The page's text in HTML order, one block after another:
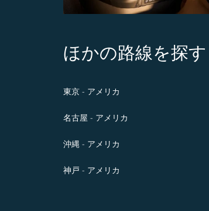
ほかの路線を探す
東京 - アメリカ
名古屋 - アメリカ
沖縄 - アメリカ
神戸 - アメリカ